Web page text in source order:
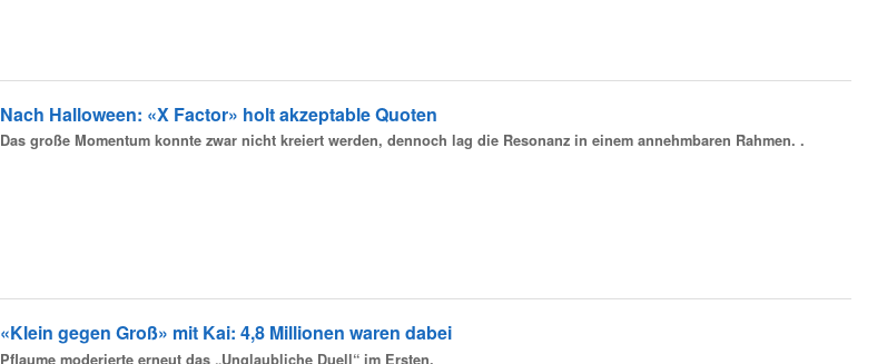
Nach Halloween: «X Factor» holt akzeptable Quoten
Das große Momentum konnte zwar nicht kreiert werden, dennoch lag die Resonanz in einem annehmbaren Rahmen. .
«Klein gegen Groß» mit Kai: 4,8 Millionen waren dabei
Pflaume moderierte erneut das „Unglaubliche Duell“ im Ersten.